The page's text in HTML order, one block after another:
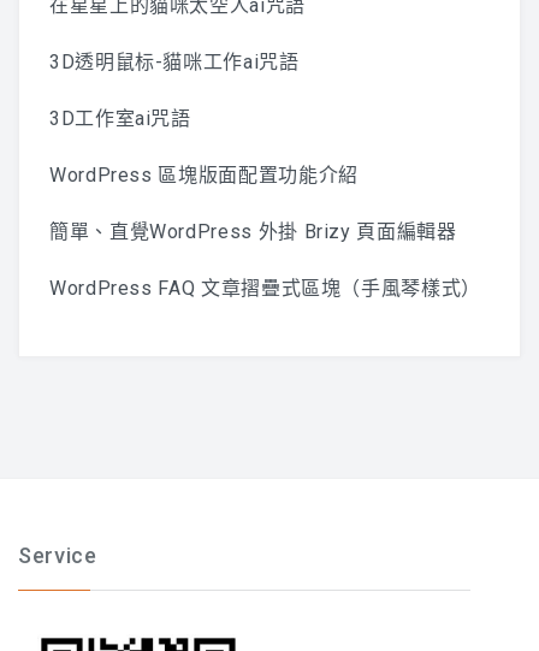
在星星上的貓咪太空人ai咒語
3D透明鼠标-貓咪工作ai咒語
3D工作室ai咒語
WordPress 區塊版面配置功能介紹
簡單、直覺WordPress 外掛 Brizy 頁面編輯器
WordPress FAQ 文章摺疊式區塊（手風琴樣式）
Service